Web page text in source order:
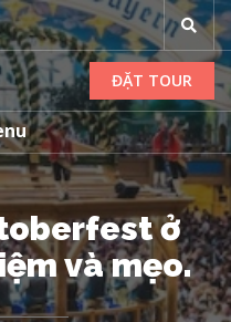
ĐẶT TOUR
ở
và mẹo.